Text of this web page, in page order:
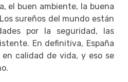
el buen ambiente, la buena
sureños del mundo están
por la seguridad, las
En definitiva, España
calidad de vida, y eso se